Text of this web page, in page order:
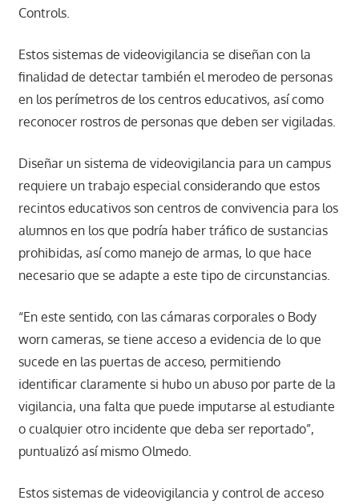
Controls.
Estos sistemas de videovigilancia se diseñan con la
finalidad de detectar también el merodeo de personas
en los perímetros de los centros educativos, así como
reconocer rostros de personas que deben ser vigiladas.
Diseñar un sistema de videovigilancia para un campus
requiere un trabajo especial considerando que estos
recintos educativos son centros de convivencia para los
alumnos en los que podría haber tráfico de sustancias
prohibidas, así como manejo de armas, lo que hace
necesario que se adapte a este tipo de circunstancias.
“En este sentido, con las cámaras corporales o Body
worn cameras, se tiene acceso a evidencia de lo que
sucede en las puertas de acceso, permitiendo
identificar claramente si hubo un abuso por parte de la
vigilancia, una falta que puede imputarse al estudiante
o cualquier otro incidente que deba ser reportado”,
puntualizó así mismo Olmedo.
Estos sistemas de videovigilancia y control de acceso